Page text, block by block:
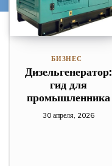
БИЗНЕС
Дизельгенератор:
гид для
промышленника
30 апреля, 2026